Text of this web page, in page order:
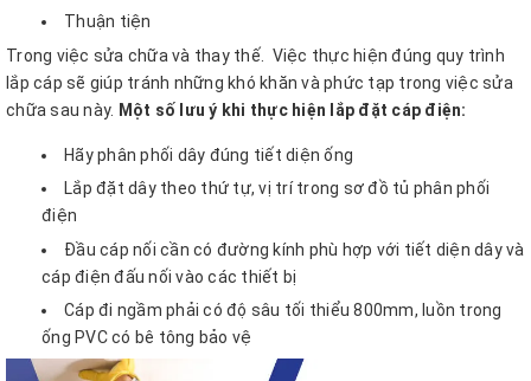
Thuận tiện
Trong việc sửa chữa và thay thế. Việc thực hiện đúng quy trình
lắp cáp sẽ giúp tránh những khó khăn và phức tạp trong việc sửa
chữa sau này. Một số lưu ý khi thực hiện lắp đặt cáp điện:
Hãy phân phối dây đúng tiết diện ống
Lắp đặt dây theo thứ tự, vị trí trong sơ đồ tủ phân phối
điện
Đầu cáp nối cần có đường kính phù hợp với tiết diện dây và
cáp điện đấu nối vào các thiết bị
Cáp đi ngầm phải có độ sâu tối thiểu 800mm, luồn trong
ống PVC có bê tông bảo vệ